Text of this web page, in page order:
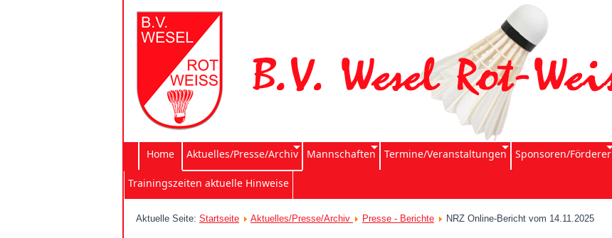
Home Aktuelles/Presse/Archiv Mannschaften Termine/Veranstaltungen Sponsoren/Förderer
Trainingszeiten aktuelle Hinweise
Aktuelle Seite: Startseite Aktuelles/Presse/Archiv Presse - Berichte NRZ Online-Bericht vom 14.11.2025